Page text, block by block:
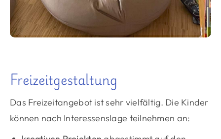
Freizeitgestaltung
Das Freizeitangebot ist sehr vielfältig. Die Kinder
können nach Interessenslage teilnehmen an: